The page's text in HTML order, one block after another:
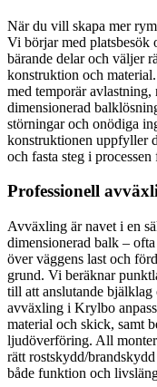
När du vill skapa mer
Vi börjar med platsbesök
bärande delar och väljer
konstruktion och
med temporär
dimensionerad
störningar och onödiga
konstruktionen uppfyller
och fasta steg i
Professionell
Avväxling är navet i en
dimensionerad balk –
över väggens last och
grund. Vi beräknar
till att anslutande bjälklag
avväxling i Krylbo
material och skick, samt
ljudöverföring. All
rätt rostskydd/
både funktion och